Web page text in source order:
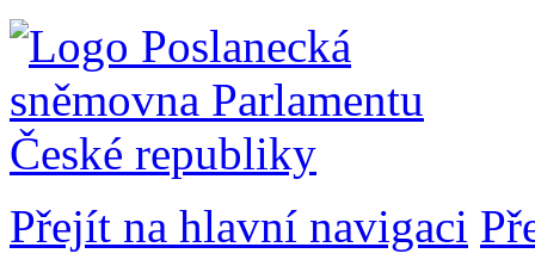
Přejít na hlavní navigaci